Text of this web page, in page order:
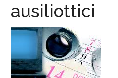
ausiliottici